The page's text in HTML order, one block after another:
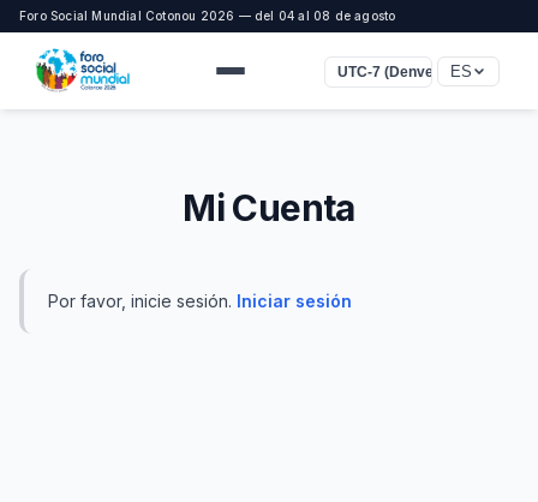
Foro Social Mundial Cotonou 2026 — del 04 al 08 de agosto
UTC-7 (Denver) ES
Mi Cuenta
Por favor, inicie sesión. Iniciar sesión